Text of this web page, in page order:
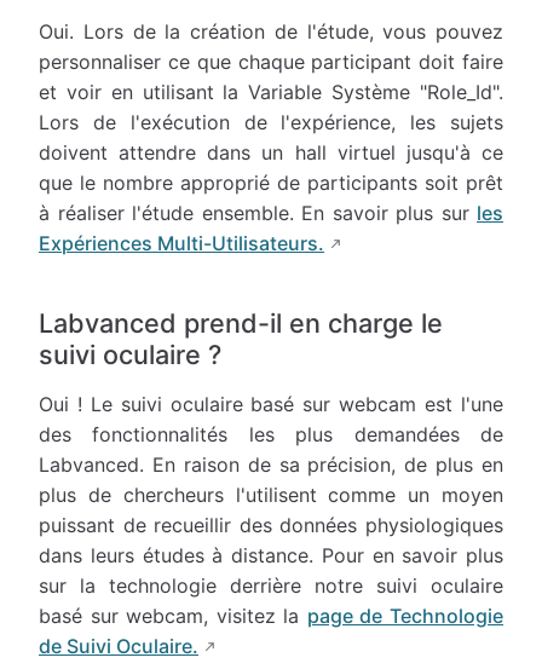
Oui. Lors de la création de l'étude, vous pouvez
personnaliser ce que chaque participant doit faire
et voir en utilisant la Variable Système "Role_Id".
Lors de l'exécution de l'expérience, les sujets
doivent attendre dans un hall virtuel jusqu'à ce
que le nombre approprié de participants soit prêt
à réaliser l'étude ensemble. En savoir plus sur les
Expériences Multi-Utilisateurs.
Labvanced prend-il en charge le
suivi oculaire ?
Oui ! Le suivi oculaire basé sur webcam est l'une
des fonctionnalités les plus demandées de
Labvanced. En raison de sa précision, de plus en
plus de chercheurs l'utilisent comme un moyen
puissant de recueillir des données physiologiques
dans leurs études à distance. Pour en savoir plus
sur la technologie derrière notre suivi oculaire
basé sur webcam, visitez la page de Technologie
de Suivi Oculaire.